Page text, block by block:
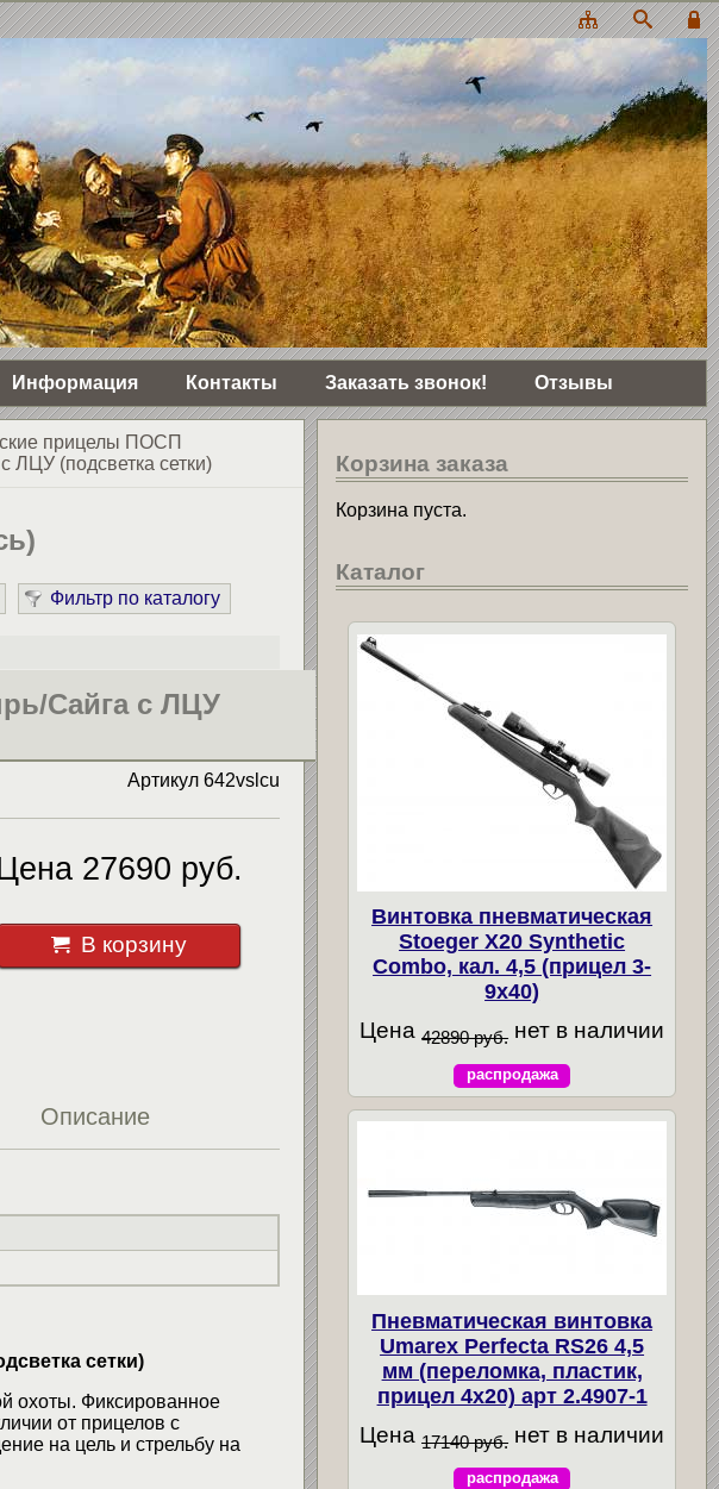
Информация Контакты Заказать звонок! Отзывы
прицелы ПОСП
(подсветка сетки)
Фильтр по каталогу
Сайга с ЛЦУ
Артикул642vslcu
27690 руб.
В корзину
Описание
сетки)
охоты. Фиксированное
от прицелов с
на цель и стрельбу на
Корзина заказа
Корзина пуста.
Каталог
Винтовка пневматическая
Stoeger X20 Synthetic
Combo, кал. 4,5 (прицел 3-
9х40)
Цена 42890 руб. нет в наличии
распродажа
Пневматическая винтовка
Umarex Perfecta RS26 4,5
мм (переломка, пластик,
прицел 4x20) арт 2.4907-1
Цена 17140 руб. нет в наличии
распродажа